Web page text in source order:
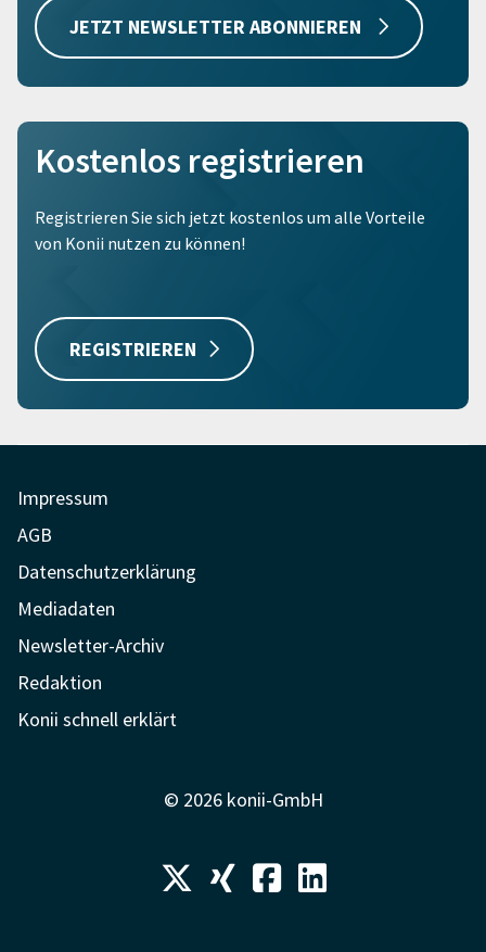
JETZT NEWSLETTER ABONNIEREN
Kostenlos registrieren
Registrieren Sie sich jetzt kostenlos um alle Vorteile
von Konii nutzen zu können!
REGISTRIEREN
Impressum
AGB
Datenschutzerklärung
Mediadaten
Newsletter-Archiv
Redaktion
Konii schnell erklärt
© 2026 konii-GmbH